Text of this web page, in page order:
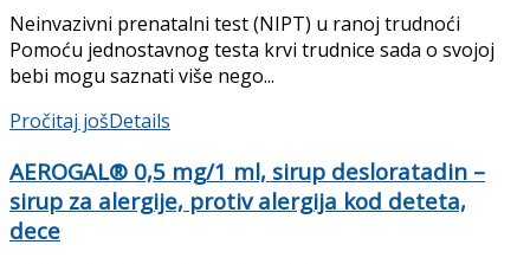
Neinvazivni prenatalni test (NIPT) u ranoj trudnoći
Pomoću jednostavnog testa krvi trudnice sada o svojoj
bebi mogu saznati više nego...
Pročitaj jošDetails
AEROGAL® 0,5 mg/1 ml, sirup desloratadin –
sirup za alergije, protiv alergija kod deteta,
dece